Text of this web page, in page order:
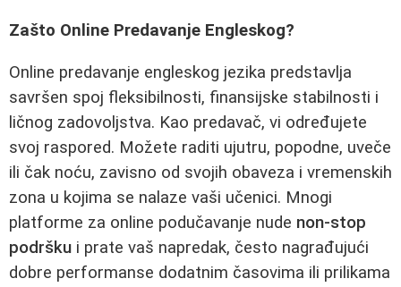
Zašto Online Predavanje Engleskog?
Online predavanje engleskog jezika predstavlja
savršen spoj fleksibilnosti, finansijske stabilnosti i
ličnog zadovoljstva. Kao predavač, vi određujete
svoj raspored. Možete raditi ujutru, popodne, uveče
ili čak noću, zavisno od svojih obaveza i vremenskih
zona u kojima se nalaze vaši učenici. Mnogi
platforme za online podučavanje nude non-stop
podršku i prate vaš napredak, često nagrađujući
dobre performanse dodatnim časovima ili prilikama